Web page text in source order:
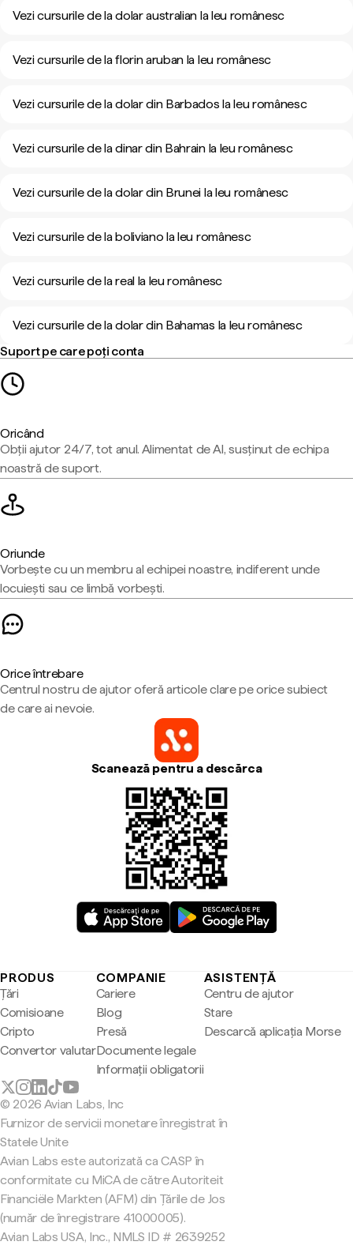
Vezi cursurile de la dolar australian la leu românesc
Vezi cursurile de la florin aruban la leu românesc
Vezi cursurile de la dolar din Barbados la leu românesc
Vezi cursurile de la dinar din Bahrain la leu românesc
Vezi cursurile de la dolar din Brunei la leu românesc
Vezi cursurile de la boliviano la leu românesc
Vezi cursurile de la real la leu românesc
Vezi cursurile de la dolar din Bahamas la leu românesc
Suport pe care poți conta
Oricând
Obții ajutor 24/7, tot anul. Alimentat de AI, susținut de echipa
noastră de suport.
Oriunde
Vorbește cu un membru al echipei noastre, indiferent unde
locuiești sau ce limbă vorbești.
Orice întrebare
Centrul nostru de ajutor oferă articole clare pe orice subiect
de care ai nevoie.
Scanează pentru a descărca
PRODUS
Țări
Comisioane
Cripto
Convertor valutar
COMPANIE
Cariere
Blog
Presă
Documente legale
Informații obligatorii
ASISTENȚĂ
Centru de ajutor
Stare
Descarcă aplicația Morse
© 2026 Avian Labs, Inc
Furnizor de servicii monetare înregistrat în
Statele Unite
Avian Labs este autorizată ca CASP în
conformitate cu MiCA de către Autoriteit
Financiële Markten (AFM) din Țările de Jos
(număr de înregistrare 41000005).
Avian Labs USA, Inc., NMLS ID # 2639252